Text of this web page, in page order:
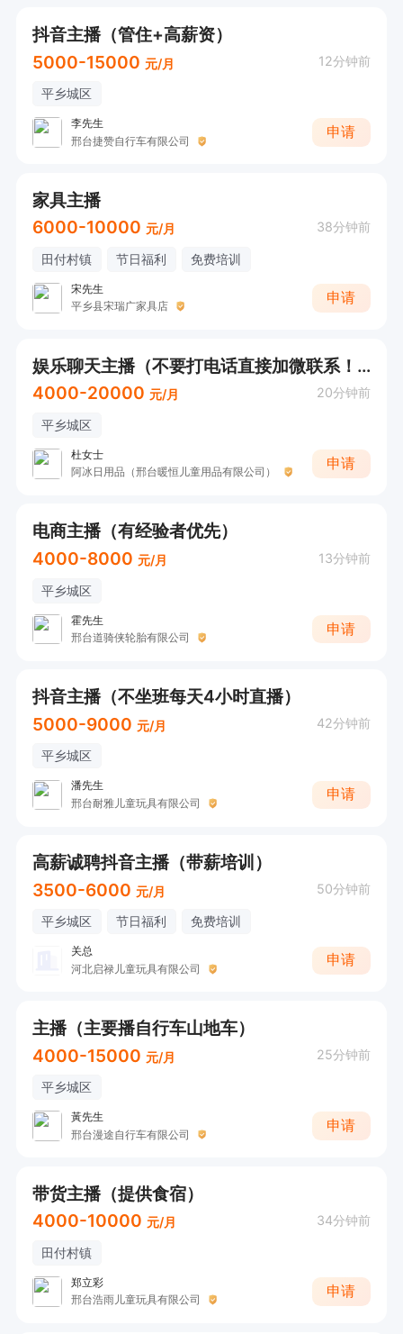
抖音主播（管住+高薪资）
5000-15000 元/月 12分钟前
平乡城区
李先生
邢台捷赞自行车有限公司
申请
家具主播
6000-10000 元/月 38分钟前
田付村镇 节日福利 免费培训
宋先生
平乡县宋瑞广家具店
申请
娱乐聊天主播（不要打电话直接加微联系！）
4000-20000 元/月 20分钟前
平乡城区
杜女士
阿冰日用品（邢台暖恒儿童用品有限公司）
申请
电商主播（有经验者优先）
4000-8000 元/月 13分钟前
平乡城区
霍先生
邢台道骑侠轮胎有限公司
申请
抖音主播（不坐班每天4小时直播）
5000-9000 元/月 42分钟前
平乡城区
潘先生
邢台耐雅儿童玩具有限公司
申请
高薪诚聘抖音主播（带薪培训）
3500-6000 元/月 50分钟前
平乡城区 节日福利 免费培训
关总
河北启禄儿童玩具有限公司
申请
主播（主要播自行车山地车）
4000-15000 元/月 25分钟前
平乡城区
黃先生
邢台漫途自行车有限公司
申请
带货主播（提供食宿）
4000-10000 元/月 34分钟前
田付村镇
郑立彩
邢台浩雨儿童玩具有限公司
申请